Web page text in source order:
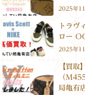
2025年
トラヴ
ロー
2025年
【買取
（
局亀有